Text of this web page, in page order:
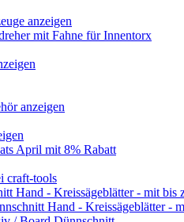
anzeigen
mit Fahne für Innentorx
anzeigen
April mit 8% Rabatt
craft-tools
Hand - Kreissägeblätter - mit bis
Hand - Kreissägeblätter -